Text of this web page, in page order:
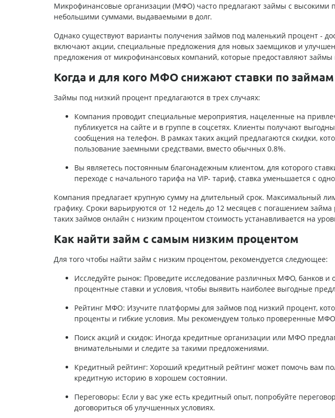
Микрофинансовые организации (МФО) часто предлагают займы с высокими
небольшими суммами, выдаваемыми в долг.
Однако существуют варианты получения займов под маленький процент -
включают акции, специальные предложения для новых заемщиков и
предложения от микрофинансовых компаний, которые предоставляют займы
Когда и для кого МФО снижают ставки по займам
Займы под низкий процент предлагаются в трех случаях:
Компания проводит специальные мероприятия, нацеленные на
публикуется на сайте и в группе в соцсетях. Клиенты получают
сообщения на телефон. В рамках таких акций предлагаются скидки,
пользование заемными средствами, вместо обычных 0.8%.
Вы являетесь постоянным благонадежным клиентом, для которого
переходе с начального тарифа на VIP- тариф, ставка уменьшается с
Компания предлагает крупную сумму на длительный срок. Максимальный
графику. Сроки варьируются от 12 недель до 12 месяцев с погашением
таких займов онлайн с низким процентом стоимость устанавливается на
Как найти займ с самым низким процентом
Для того чтобы найти займ с низким процентом, рекомендуется следующее:
Исследуйте рынок: Проведите исследование различных МФО, банков
процентные ставки и условия, чтобы выявить наиболее выгодные
Рейтинг МФО: Изучите платформы для займов под низкий процент,
проценты и гибкие условия. Мы рекомендуем только проверенные
Поиск акций и скидок: Иногда кредитные организации или МФО
внимательными и следите за такими предложениями.
Кредитный рейтинг: Хороший кредитный рейтинг может помочь вам
кредитную историю в хорошем состоянии.
Переговоры: Если у вас уже есть кредитный опыт, попробуйте
договориться об улучшенных условиях.